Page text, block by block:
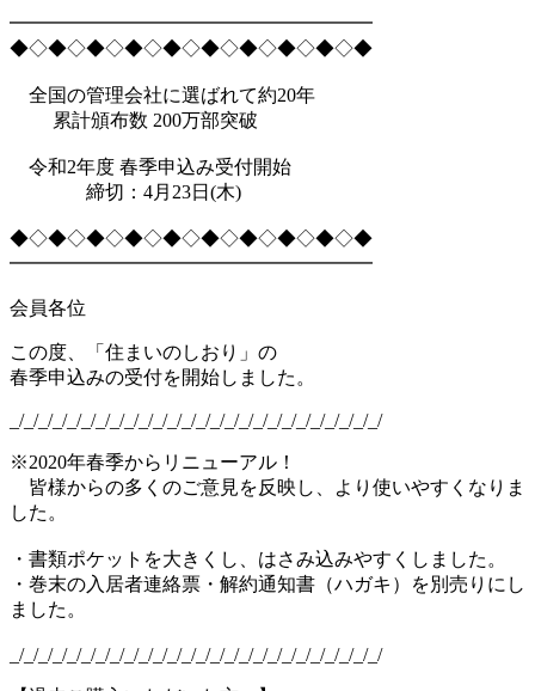
━━━━━━━━━━━━━━━━━━━
◆◇◆◇◆◇◆◇◆◇◆◇◆◇◆◇◆◇◆
全国の管理会社に選ばれて約20年
累計頒布数 200万部突破
令和2年度 春季申込み受付開始
締切：4月23日(木)
◆◇◆◇◆◇◆◇◆◇◆◇◆◇◆◇◆◇◆
━━━━━━━━━━━━━━━━━━━
会員各位
この度、「住まいのしおり」の
春季申込みの受付を開始しました。
_/_/_/_/_/_/_/_/_/_/_/_/_/_/_/_/_/_/_/_/_/_/_/_/_/_/
※2020年春季からリニューアル！
皆様からの多くのご意見を反映し、より使いやすくなりま
した。
・書類ポケットを大きくし、はさみ込みやすくしました。
・巻末の入居者連絡票・解約通知書（ハガキ）を別売りにし
ました。
_/_/_/_/_/_/_/_/_/_/_/_/_/_/_/_/_/_/_/_/_/_/_/_/_/_/